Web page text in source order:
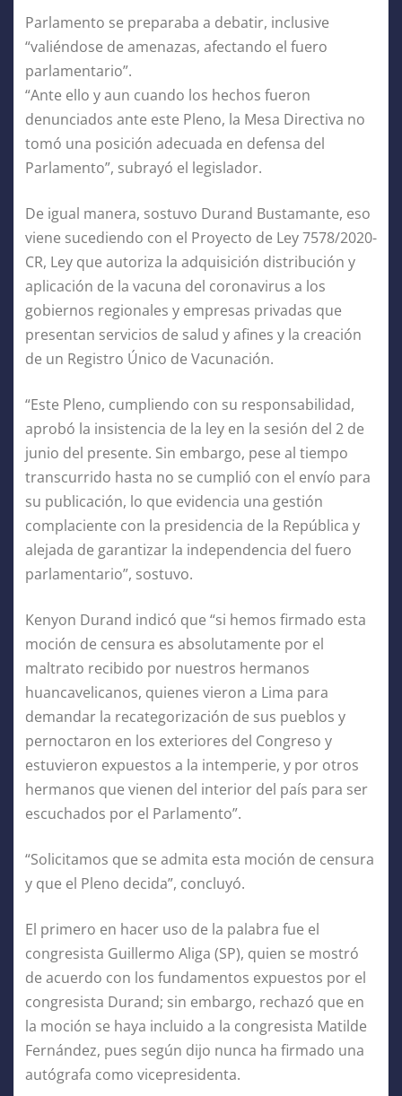
Parlamento se preparaba a debatir, inclusive
“valiéndose de amenazas, afectando el fuero
parlamentario”.
“Ante ello y aun cuando los hechos fueron
denunciados ante este Pleno, la Mesa Directiva no
tomó una posición adecuada en defensa del
Parlamento”, subrayó el legislador.
De igual manera, sostuvo Durand Bustamante, eso
viene sucediendo con el Proyecto de Ley 7578/2020-
CR, Ley que autoriza la adquisición distribución y
aplicación de la vacuna del coronavirus a los
gobiernos regionales y empresas privadas que
presentan servicios de salud y afines y la creación
de un Registro Único de Vacunación.
“Este Pleno, cumpliendo con su responsabilidad,
aprobó la insistencia de la ley en la sesión del 2 de
junio del presente. Sin embargo, pese al tiempo
transcurrido hasta no se cumplió con el envío para
su publicación, lo que evidencia una gestión
complaciente con la presidencia de la República y
alejada de garantizar la independencia del fuero
parlamentario”, sostuvo.
Kenyon Durand indicó que “si hemos firmado esta
moción de censura es absolutamente por el
maltrato recibido por nuestros hermanos
huancavelicanos, quienes vieron a Lima para
demandar la recategorización de sus pueblos y
pernoctaron en los exteriores del Congreso y
estuvieron expuestos a la intemperie, y por otros
hermanos que vienen del interior del país para ser
escuchados por el Parlamento”.
“Solicitamos que se admita esta moción de censura
y que el Pleno decida”, concluyó.
El primero en hacer uso de la palabra fue el
congresista Guillermo Aliga (SP), quien se mostró
de acuerdo con los fundamentos expuestos por el
congresista Durand; sin embargo, rechazó que en
la moción se haya incluido a la congresista Matilde
Fernández, pues según dijo nunca ha firmado una
autógrafa como vicepresidenta.